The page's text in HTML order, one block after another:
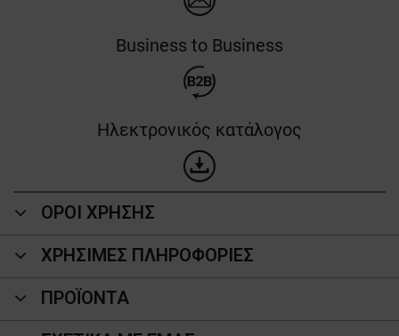
Business to Business
Ηλεκτρονικός κατάλογος
ΟΡΟΙ ΧΡΗΣΗΣ
ΧΡΗΣΙΜΕΣ ΠΛΗΡΟΦΟΡΙΕΣ
ΠΡΟΪΌΝΤΑ